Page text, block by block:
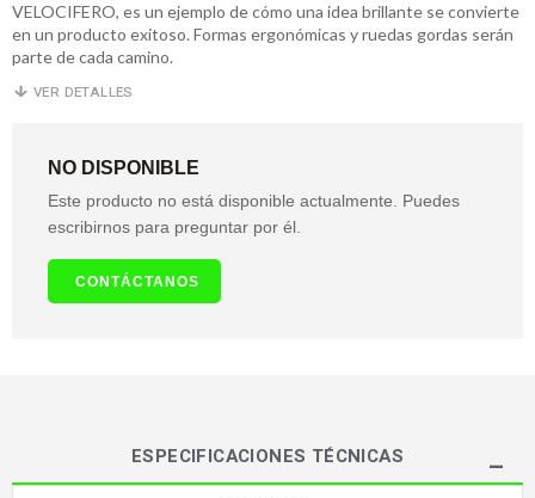
VELOCIFERO, es un ejemplo de cómo una idea brillante se convierte
en un producto exitoso. Formas ergonómicas y ruedas gordas serán
parte de cada camino.
VER DETALLES
NO DISPONIBLE
Este producto no está disponible actualmente. Puedes
escribirnos para preguntar por él.
CONTÁCTANOS
ESPECIFICACIONES TÉCNICAS